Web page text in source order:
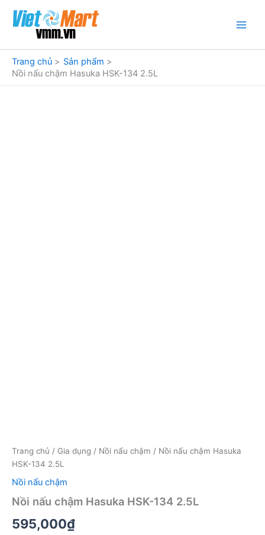
dung
Trang chủ
Sản phẩm
Nồi nấu chậm Hasuka HSK-134 2.5L
Trang chủ / Gia dụng / Nồi nấu chậm / Nồi nấu chậm Hasuka
HSK-134 2.5L
Nồi nấu chậm
Nồi nấu chậm Hasuka HSK-134 2.5L
595,000₫